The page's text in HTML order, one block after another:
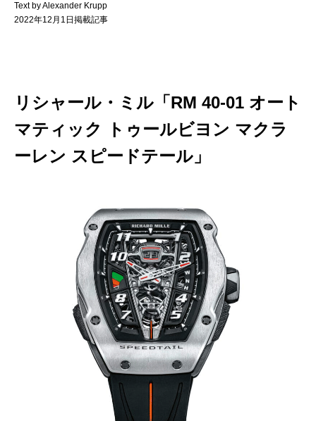
Text by Alexander Krupp
2022年12月1日掲載記事
リシャール・ミル「RM 40-01 オート
マティック トゥールビヨン マクラ
ーレン スピードテール」